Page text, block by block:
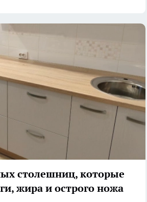
столешниц, которые
жира и острого ножа